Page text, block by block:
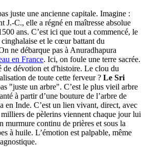
juste une ancienne capitale. Imagine :
J.-C., elle a régné en maîtresse absolue
ans. C’est ici que tout a commencé, le
et le cœur battant du
ne débarque pas à Anuradhapura
en France. Ici, on foule une terre sacrée.
de dévotion et d'histoire. Le clou du
de toute cette ferveur ? Le Sri
"juste un arbre". C’est le plus vieil arbre
à partir d’une bouture de l’arbre de
en Inde. C’est un lien vivant, direct, avec
de pèlerins viennent chaque jour lui
murmure continu de prières et sous la
à huile. L’émotion est palpable, même